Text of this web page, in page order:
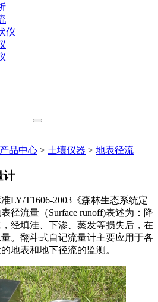
仪
产品中心 > 土壤仪器 > 地表径流
计
LY/T1606-2003《森林生态系统定
径流量（Surface runoff)表述为：降
经填洼、下渗、蒸发等损失后，在
。翻斗式自记流量计主要应用于各
地表和地下径流的监测。